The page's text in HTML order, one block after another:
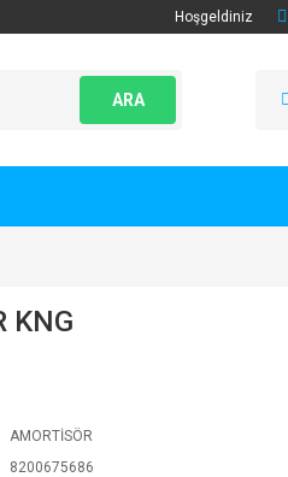
Hoşgeldiniz
ARA
KNG
AMORTİSÖR
8200675686